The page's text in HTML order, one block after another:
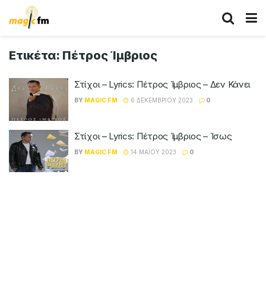
Ετικέτα: Πέτρος Ίμβριος
Στίχοι – Lyrics: Πέτρος Ίμβριος – Δεν Κάνει
BY MAGIC FM 6 ΔΕΚΕΜΒΡΊΟΥ 2023 0
Στίχοι – Lyrics: Πέτρος Ίμβριος – Ίσως
BY MAGIC FM 14 ΜΑΪ́ΟΥ 2023 0